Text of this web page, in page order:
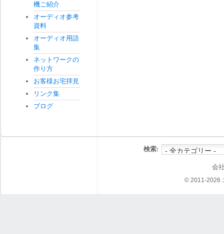
機ご紹介
オーディオ参考
資料
オーディオ用語
集
ネットワークの
作り方
お客様お宅拝見
リンク集
ブログ
検索:
会
© 2011-2026